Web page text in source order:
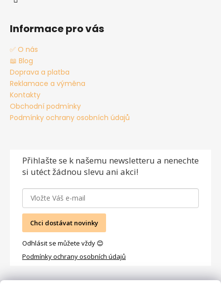
Informace pro vás
✅ O nás
📖 Blog
Doprava a platba
Reklamace a výměna
Kontakty
Obchodní podmínky
Podmínky ochrany osobních údajů
Přihlašte se k našemu newsletteru a nenechte
si utéct žádnou slevu ani akci!
Chci dostávat novinky
Odhlásit se můžete vždy 😊
Podmínky ochrany osobních údajů